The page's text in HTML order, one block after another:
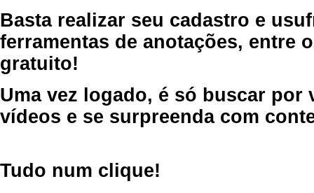
Basta realizar seu cadastro e
ferramentas de anotações, entre
gratuito!
Uma vez logado, é só buscar por
vídeos e se surpreenda com
Tudo num clique!